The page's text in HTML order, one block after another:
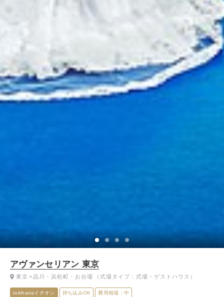
アヴァンセリアン 東京
tokihanaイチオシ 持ち込みOK 費用相場：中
東京 品川・浜松町・お台場 （式場タイプ：式場・ゲストハウス）